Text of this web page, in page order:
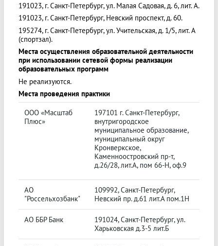
191023, г. Санкт-Петербург, ул. Малая Садовая, д. 6, лит. А.
191023, г. Санкт-Петербург, Невский проспект, д. 60.
195274, г. Санкт-Петербург, ул. Учительская, д. 1/5, лит. А
(спортзал).
Места осуществления образовательной деятельности
при использовании сетевой формы реализации
образовательных программ
Не реализуются.
Места проведения практики
ООО «Масштаб
Плюс»
197101 г. Санкт-Петербург,
внутригородское
муниципальное образование,
муниципальный округ
Кронверкское,
Каменноостровский пр-т,
д.26/28, лит.А, пом 66-Н, оф.9
АО
"Россельхозбанк"
109992, Санкт-Петербург,
Невский пр. д.61 лит.А пом.1Н
АО ББР Банк
191024, Санкт-Петербург, ул.
Харьковская д.3-5 лит.Б